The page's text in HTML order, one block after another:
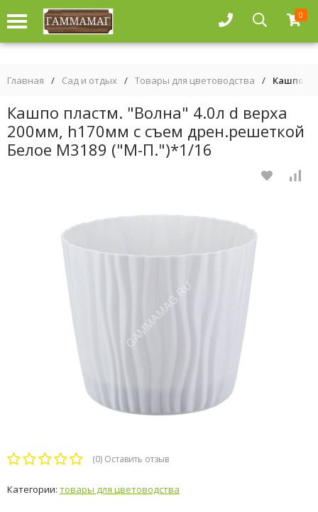
0
Главная / Сад и отдых / Товары для цветоводства / Кашпо
Кашпо пластм. "Волна" 4.0л d верха
200мм, h170мм с съем дрен.решеткой
Белое М3189 ("М-П.")*1/16
(0) Оставить отзыв
Категории: товары для цветоводства